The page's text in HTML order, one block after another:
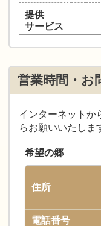
提供
サービス
営業時間・お
インターネットか
らお願いいたしま
希望の郷
住所
電話番号